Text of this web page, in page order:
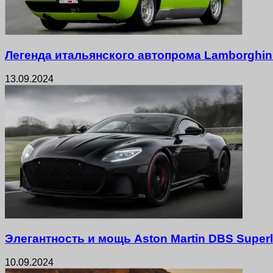
Легенда итальянского автопрома
13.09.2024
Элегантность и мощь Aston Martin DBS
10.09.2024